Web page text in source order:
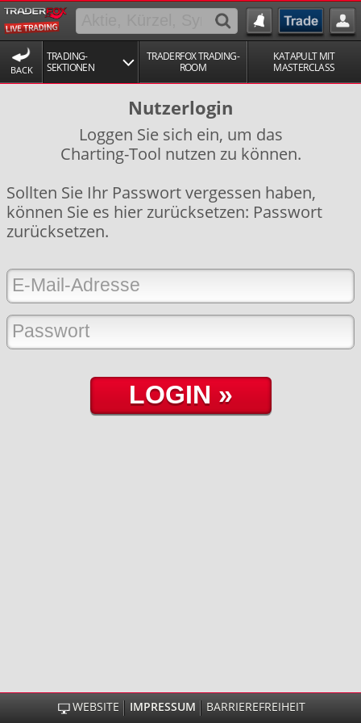
BACK
TRADING-
SEKTIONEN
TRADERFOX TRADING-
ROOM
KATAPULT MIT
MASTERCLASS
Nutzerlogin
Loggen Sie sich ein, um das
Charting-Tool nutzen zu können.
Sollten Sie Ihr Passwort vergessen haben,
können Sie es hier zurücksetzen: Passwort
zurücksetzen.
WEBSITE IMPRESSUM BARRIEREFREIHEIT